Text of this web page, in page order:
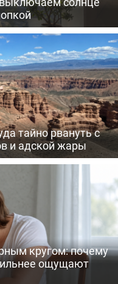
тайно рвануть с
и адской жары
кругом: почему
ощущают